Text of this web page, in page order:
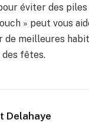
éviter des
» peut vous
de meilleures
des fêtes.
Delahaye